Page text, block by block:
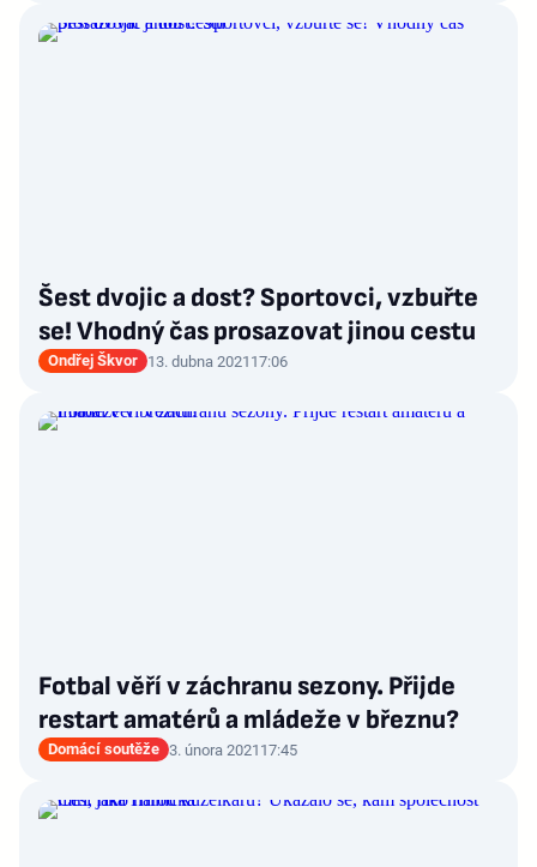
Šest dvojic a dost? Sportovci, vzbuřte
se! Vhodný čas prosazovat jinou cestu
Ondřej Škvor 13. dubna 2021 17:06
Fotbal věří v záchranu sezony. Přijde
restart amatérů a mládeže v březnu?
Domácí soutěže 3. února 2021 17:45